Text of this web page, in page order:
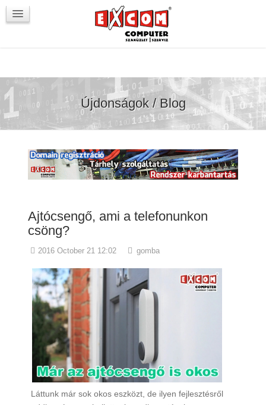
VörösmartyKOCKA
Újdonságok / Blog
Ajtócsengő, ami a telefonunkon
csöng?
2016 October 21 12:02 gomba
Láttunk már sok okos eszközt, de ilyen fejlesztésről